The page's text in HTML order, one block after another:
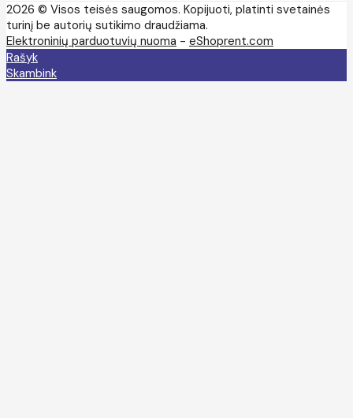
2026 © Visos teisės saugomos. Kopijuoti, platinti svetainės
turinį be autorių sutikimo draudžiama.
Elektroninių parduotuvių nuoma - eShoprent.com
Rašyk
Skambink